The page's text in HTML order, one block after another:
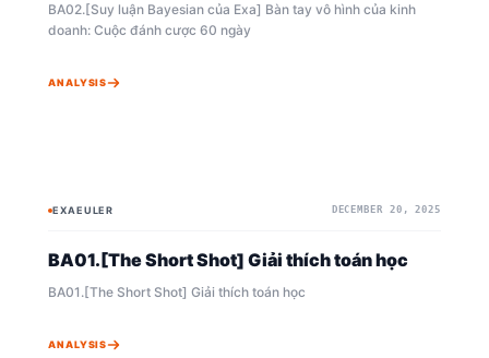
BA02.[Suy luận Bayesian của Exa] Bàn tay vô hình của kinh
doanh: Cuộc đánh cược 60 ngày
ANALYSIS
BAYESIAN
EXAEULER DECEMBER 20, 2025
BA01.[The Short Shot] Giải thích toán học
BA01.[The Short Shot] Giải thích toán học
ANALYSIS